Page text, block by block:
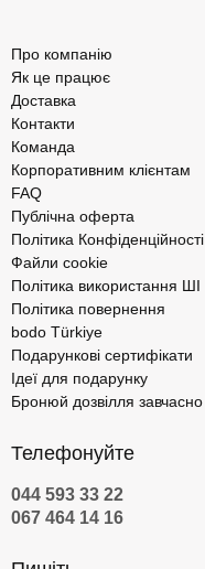
Про компанію
Як це працює
Доставка
Контакти
Команда
Корпоративним клієнтам
FAQ
Публічна оферта
Політика Конфіденційності
Файли cookie
Політика використання ШІ
Політика повернення
bodo Türkiye
Подарункові сертифікати
Ідеї для подарунку
Бронюй дозвілля завчасно
Телефонуйте
044 593 33 22
067 464 14 16